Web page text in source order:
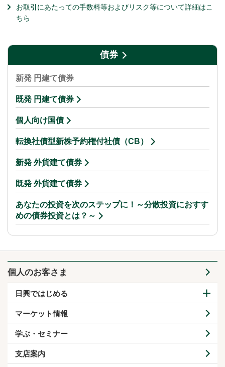
お取引にあたっての手数料等およびリスク等について詳細はこ
ちら
債券
新発 円建て債券
既発 円建て債券
個人向け国債
転換社債型新株予約権付社債（CB）
新発 外貨建て債券
既発 外貨建て債券
あなたの投資を次のステップに！～分散投資におすす
めの債券投資とは？～
個人のお客さま
日興ではじめる
マーケット情報
学ぶ・セミナー
支店案内